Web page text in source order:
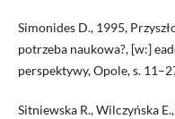
Simonides D., 1995,
potrzeba naukowa?, [w:]
perspektywy, Opole, s.
Sitniewska R., Wilczyńska